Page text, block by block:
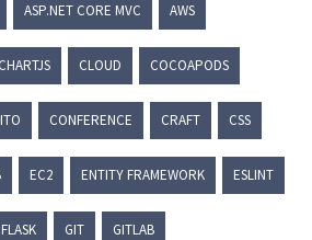
ASP.NET CORE MVC AWS
CHARTJS CLOUD COCOAPODS
CONFERENCE CRAFT CSS
EC2 ENTITY FRAMEWORK ESLINT
FLASK GIT GITLAB